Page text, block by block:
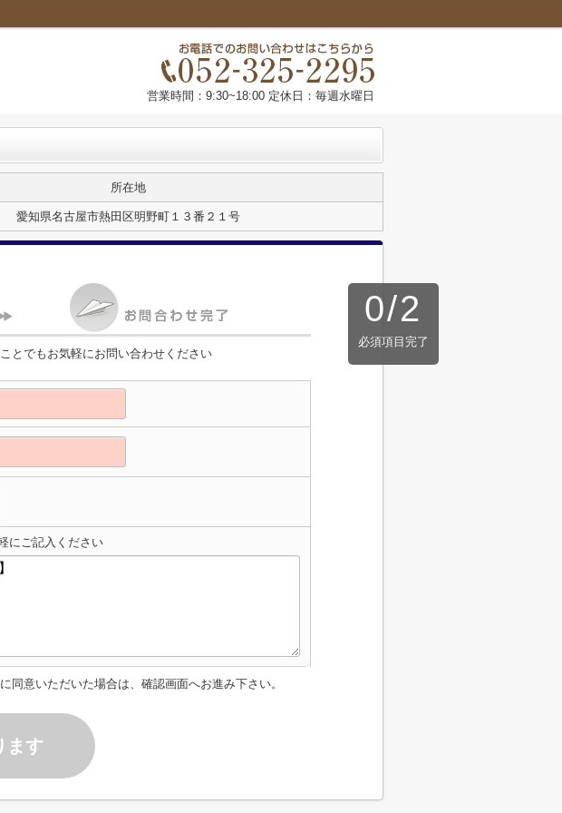
営業時間：9:30~18:00 定休日：毎週水曜日
所在地
愛知県名古屋市熱田区明野町１３番２１号
0/2
必須項目完了
とでもお気軽にお問い合わせください
にご記入ください
同意いただいた場合は、確認画面へお進み下さい。
ます